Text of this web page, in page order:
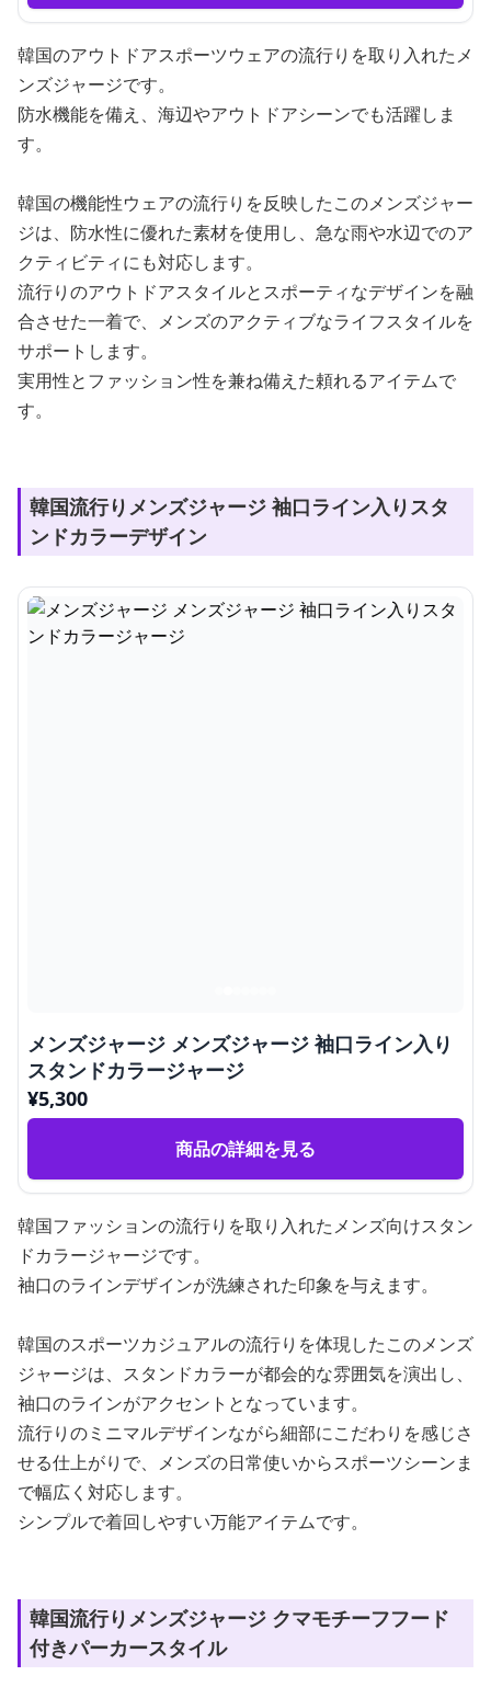
韓国のアウトドアスポーツウェアの流行りを取り入れたメ
ンズジャージです。
防水機能を備え、海辺やアウトドアシーンでも活躍しま
す。
韓国の機能性ウェアの流行りを反映したこのメンズジャー
ジは、防水性に優れた素材を使用し、急な雨や水辺でのア
クティビティにも対応します。
流行りのアウトドアスタイルとスポーティなデザインを融
合させた一着で、メンズのアクティブなライフスタイルを
サポートします。
実用性とファッション性を兼ね備えた頼れるアイテムで
す。
韓国流行りメンズジャージ 袖口ライン入りスタ
ンドカラーデザイン
メンズジャージ メンズジャージ 袖口ライン入り
スタンドカラージャージ
¥5,300
商品の詳細を見る
韓国ファッションの流行りを取り入れたメンズ向けスタン
ドカラージャージです。
袖口のラインデザインが洗練された印象を与えます。
韓国のスポーツカジュアルの流行りを体現したこのメンズ
ジャージは、スタンドカラーが都会的な雰囲気を演出し、
袖口のラインがアクセントとなっています。
流行りのミニマルデザインながら細部にこだわりを感じさ
せる仕上がりで、メンズの日常使いからスポーツシーンま
で幅広く対応します。
シンプルで着回しやすい万能アイテムです。
韓国流行りメンズジャージ クマモチーフフード
付きパーカースタイル